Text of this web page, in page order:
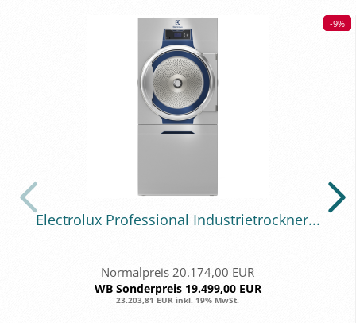
-9%
-9%
Elec­tro­lux Pro­fes­sio­nal In­dus­trie­trock­ner...
Normalpreis 20.174,00 EUR
WB Sonderpreis 19.499,00 EUR
23.203,81 EUR inkl. 19% MwSt.